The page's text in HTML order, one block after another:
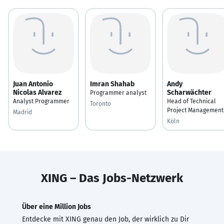
Juan Antonio
Nicolas Alvarez
Analyst Programmer
Madrid
Imran Shahab
Programmer analyst
Toronto
Andy
Scharwächter
Head of Technical
Project Management
Köln
XING – Das Jobs-Netzwerk
Über eine Million Jobs
Entdecke mit XING genau den Job, der wirklich zu Dir